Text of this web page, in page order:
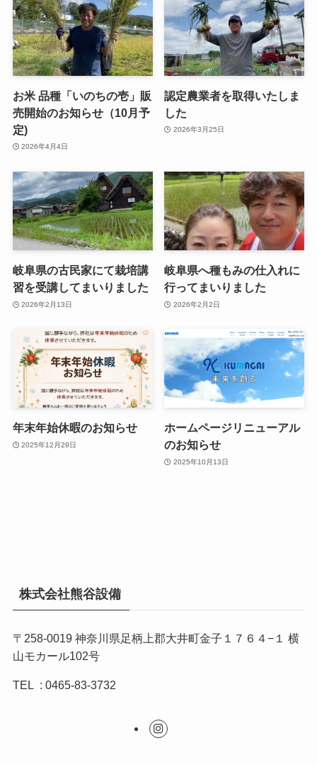
お米 品種「いのちの壱」販
売開始のお知らせ（10月予
定)
2026年4月4日
認定農業者を取得いたしま
した
2026年3月25日
岐阜県の古民家にて栽培講
習を受講してまいりました
2026年2月13日
岐阜県へ種もみの仕入れに
行ってまいりました
2026年2月2日
年末年始休暇のお知らせ
2025年12月29日
ホームページリニューアル
のお知らせ
2025年10月13日
株式会社熊谷設備
〒258-0019 神奈川県足柄上郡大井町金子１７６４−１ 横
山モカール102号
TEL : 0465-83-3732